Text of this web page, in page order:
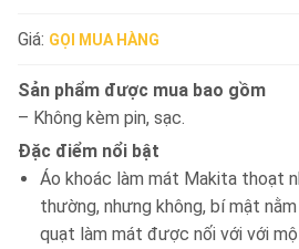
Giá: GỌI MUA HÀNG
Sản phẩm được mua bao gồm
– Không kèm pin, sạc.
Đặc điểm nổi bật
Áo khoác làm mát Makita thoạt
thường, nhưng không, bí mật
quạt làm mát được nối với với